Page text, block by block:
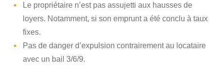
Le propriétaire n’est pas assujetti aux hausses de
loyers. Notamment, si son emprunt a été conclu à taux
fixes.
Pas de danger d’expulsion contrairement au locataire
avec un bail 3/6/9.